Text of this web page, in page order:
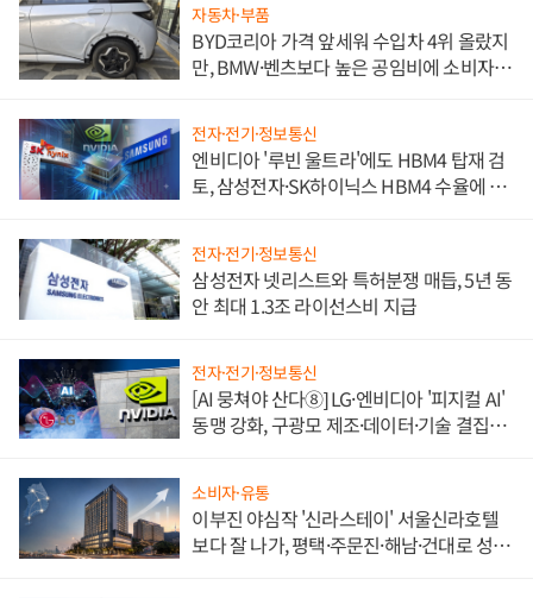
자동차·부품
BYD코리아 가격 앞세워 수입차 4위 올랐지
만, BMW·벤츠보다 높은 공임비에 소비자
전자·전기·정보통신
엔비디아 '루빈 울트라'에도 HBM4 탑재 검
토, 삼성전자·SK하이닉스 HBM4 수율에 주
전자·전기·정보통신
삼성전자 넷리스트와 특허분쟁 매듭, 5년 동
안 최대 1.3조 라이선스비 지급
전자·전기·정보통신
[AI 뭉쳐야 산다⑧] LG·엔비디아 '피지컬 AI'
동맹 강화, 구광모 제조·데이터·기술 결집
소비자·유통
이부진 야심작 '신라스테이' 서울신라호텔
보다 잘 나가, 평택·주문진·해남·건대로 성